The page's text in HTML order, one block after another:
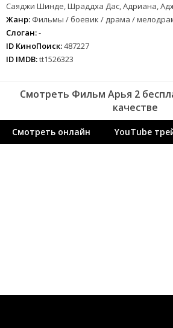
Саяджи Шинде, Шраддха Дас, Адриана,
Жанр: Фильмы / боевик / драма /
Слоган:-
ID КиноПоиск:487227
ID IMDB:tt1526323
Смотреть Фильм Арья 2
качестве
Смотреть онлайн YouTube